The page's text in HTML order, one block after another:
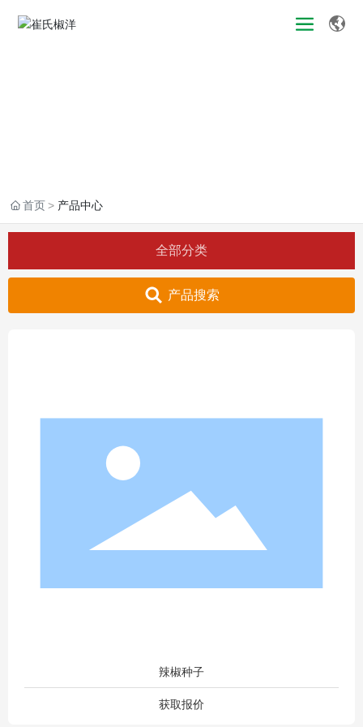
首页 产品中心
全部分类
产品搜索
辣椒种子
获取报价